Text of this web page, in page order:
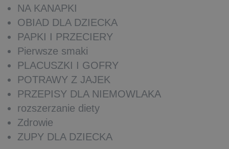
NA KANAPKI
OBIAD DLA DZIECKA
PAPKI I PRZECIERY
Pierwsze smaki
PLACUSZKI I GOFRY
POTRAWY Z JAJEK
PRZEPISY DLA NIEMOWLAKA
rozszerzanie diety
Zdrowie
ZUPY DLA DZIECKA